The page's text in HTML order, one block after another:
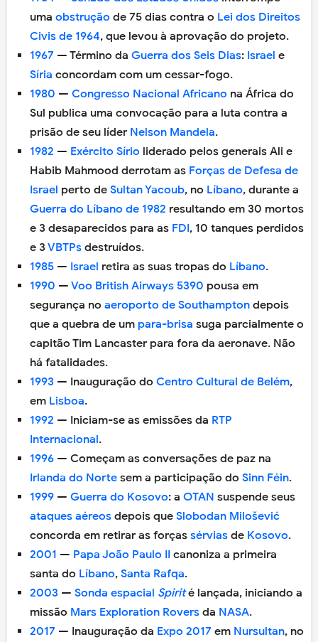
uma obstrução de 75 dias contra o Lei dos Direitos
Civis de 1964, que levou à aprovação do projeto.
1967 — Término da Guerra dos Seis Dias: Israel e
Síria concordam com um cessar-fogo.
1980 — Congresso Nacional Africano na África do
Sul publica uma convocação para a luta contra a
prisão de seu líder Nelson Mandela.
1982 — Exército Sírio liderado pelos generais Ali e
Habib Mahmood derrotam as Forças de Defesa de
Israel perto de Sultan Yacoub, no Líbano, durante a
Guerra do Líbano de 1982 resultando em 30 mortos
e 3 desaparecidos para as FDI, 10 tanques perdidos
e 3 VBTPs destruídos.
1985 — Israel retira as suas tropas do Líbano.
1990 — Voo British Airways 5390 pousa em
segurança no aeroporto de Southampton depois
que a quebra de um para-brisa suga parcialmente o
capitão Tim Lancaster para fora da aeronave. Não
há fatalidades.
1993 — Inauguração do Centro Cultural de Belém,
em Lisboa.
1992 — Iniciam-se as emissões da RTP
Internacional.
1996 — Começam as conversações de paz na
Irlanda do Norte sem a participação do Sinn Féin.
1999 — Guerra do Kosovo: a OTAN suspende seus
ataques aéreos depois que Slobodan Milošević
concorda em retirar as forças sérvias de Kosovo.
2001 — Papa João Paulo II canoniza a primeira
santa do Líbano, Santa Rafqa.
2003 — Sonda espacial Spirité lançada, iniciando a
missão Mars Exploration Rovers da NASA.
2017 — Inauguração da Expo 2017 em Nursultan, no